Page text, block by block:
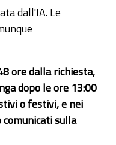
dall'IA. Le
ore dalla richiesta,
dopo le ore 13:00
o festivi, e nei
comunicati sulla